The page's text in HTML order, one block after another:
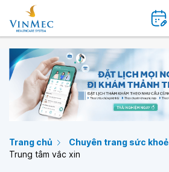
Trang chủ
Chuyên trang sức khoẻ
Trung tâm vắc xin